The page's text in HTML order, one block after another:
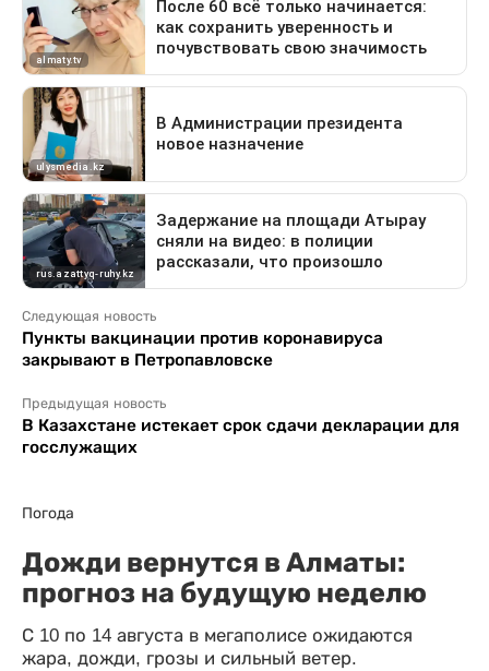
Следующая новость
Пункты вакцинации против коронавируса
закрывают в Петропавловске
Предыдущая новость
В Казахстане истекает срок сдачи декларации для
госслужащих
Погода
Дожди вернутся в Алматы:
прогноз на будущую неделю
С 10 по 14 августа в мегаполисе ожидаются
жара, дожди, грозы и сильный ветер.